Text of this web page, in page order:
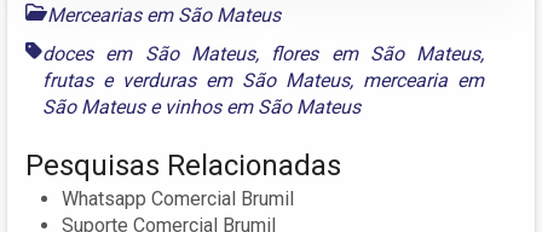
Mercearias em São Mateus
doces em São Mateus, flores em São Mateus,
frutas e verduras em São Mateus, mercearia em
São Mateuse vinhos em São Mateus
Pesquisas Relacionadas
Whatsapp Comercial Brumil
Suporte Comercial Brumil